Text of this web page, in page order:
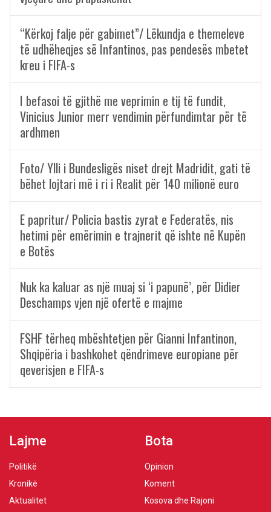
“Kërkoj falje për gabimet”/ Lëkundja e themeleve
të udhëheqjes së Infantinos, pas pendesës mbetet
kreu i FIFA-s
I befasoi të gjithë me veprimin e tij të fundit,
Vinicius Junior merr vendimin përfundimtar për të
ardhmen
Foto/ Ylli i Bundesligës niset drejt Madridit, gati të
bëhet lojtari më i ri i Realit për 140 milionë euro
E papritur/ Policia bastis zyrat e Federatës, nis
hetimi për emërimin e trajnerit që ishte në Kupën
e Botës
Nuk ka kaluar as një muaj si ‘i papunë’, për Didier
Deschamps vjen një ofertë e majme
FSHF tërheq mbështetjen për Gianni Infantinon,
Shqipëria i bashkohet qëndrimeve europiane për
qeverisjen e FIFA-s
Lajme
Politikë
Kronikë
Aktualitet
Bota
Opinion
Koment
Kosova dhe Rajoni